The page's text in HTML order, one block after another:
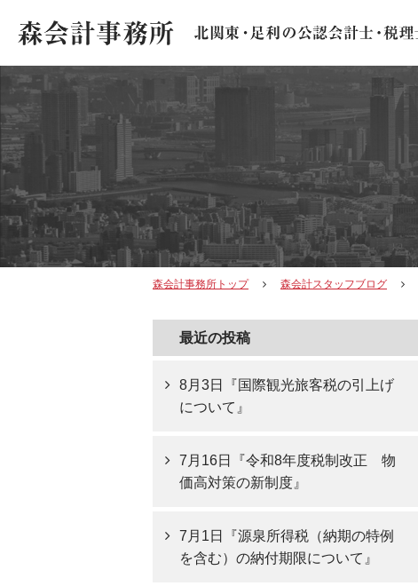
森会計事務所トップ 森会計スタッフブログ
最近の投稿
8月3日『国際観光旅客税の引上げ
について』
7月16日『令和8年度税制改正 物
価高対策の新制度』
7月1日『源泉所得税（納期の特例
を含む）の納付期限について』